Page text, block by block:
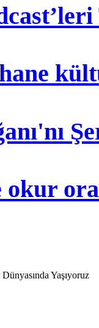
okur
Yaşıyoruz